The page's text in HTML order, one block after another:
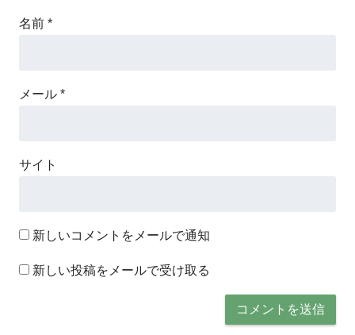
名前 *
メール *
サイト
新しいコメントをメールで通知
新しい投稿をメールで受け取る